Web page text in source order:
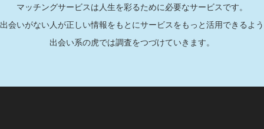
マッチングサービスは人生を彩るために必要なサービスです。
出会いがない人が正しい情報をもとにサービスをもっと活用できるよう
出会い系の虎では調査をつづけていきます。